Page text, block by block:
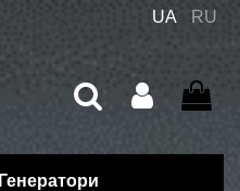
UA RU
Генератори